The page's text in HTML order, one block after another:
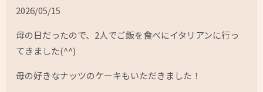
2026/05/15
母の日だったので、2人でご飯を食べにイタリアンに行っ
てきました(^^)
母の好きなナッツのケーキもいただきました！